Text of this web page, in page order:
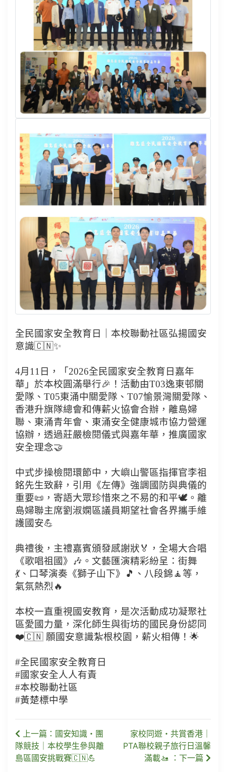
全民國家安全教育日｜本校聯動社區弘揚國安
意識🇨🇳✨
4月11日，「2026全民國家安全教育日嘉年
華」於本校圓滿舉行🎉！活動由T03逸東邨關
愛隊、T05東涌中關愛隊、T07愉景灣關愛隊、
香港升旗隊總會和傳薪火協會合辦，離島婦
聯、東涌青年會、東涌安全健康城市協力營運
協辦，透過莊嚴檢閱儀式與嘉年華，推廣國家
安全理念🤝
中式步操檢閱環節中，大嶼山警區指揮官李祖
銘先生致辭，引用《左傳》強調國防與典儀的
重要📜，寄語大眾珍惜來之不易的和平🕊️。離
島婦聯主席劉淑嫻區議員期望社會各界攜手維
護國安💪
典禮後，主禮嘉賓頒發感謝狀🏅，全場大合唱
《歌唱祖國》🎶。文藝匯演精彩紛呈：街舞
💃、口琴演奏《獅子山下》🎵、八段錦🧘等，
氣氛熱烈🔥
本校一直重視國安教育，是次活動成功凝聚社
區愛國力量，深化師生與街坊的國民身份認同
❤️🇨🇳 願國安意識紮根校園，薪火相傳！🌟
#全民國家安全教育日
#國家安全人人有責
#本校聯動社區
#黃楚標中學
上一篇：國安知識・團
隊競技｜本校學生參與離
島區國安挑戰賽🇨🇳💪
家校同遊・共賞香港｜
PTA聯校親子旅行日溫馨
滿載🚤 ：下一篇